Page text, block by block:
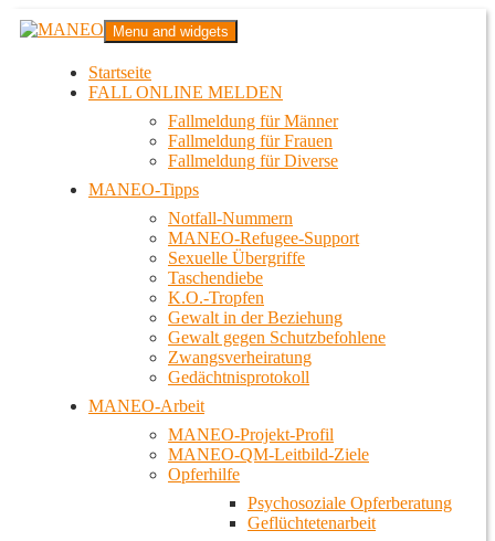
Zum
InhaltMANEO
Das schwule Anti-Gewalt-Projekt in Berlin
Menu and widgets
Startseite
FALL ONLINE MELDEN
Fallmeldung für Männer
Fallmeldung für Frauen
Fallmeldung für Diverse
MANEO-Tipps
Notfall-Nummern
MANEO-Refugee-Support
Sexuelle Übergriffe
Taschendiebe
K.O.-Tropfen
Gewalt in der Beziehung
Gewalt gegen Schutzbefohlene
Zwangsverheiratung
Gedächtnisprotokoll
MANEO-Arbeit
MANEO-Projekt-Profil
MANEO-QM-Leitbild-Ziele
Opferhilfe
Psychosoziale Opferberatung
Geflüchtetenarbeit